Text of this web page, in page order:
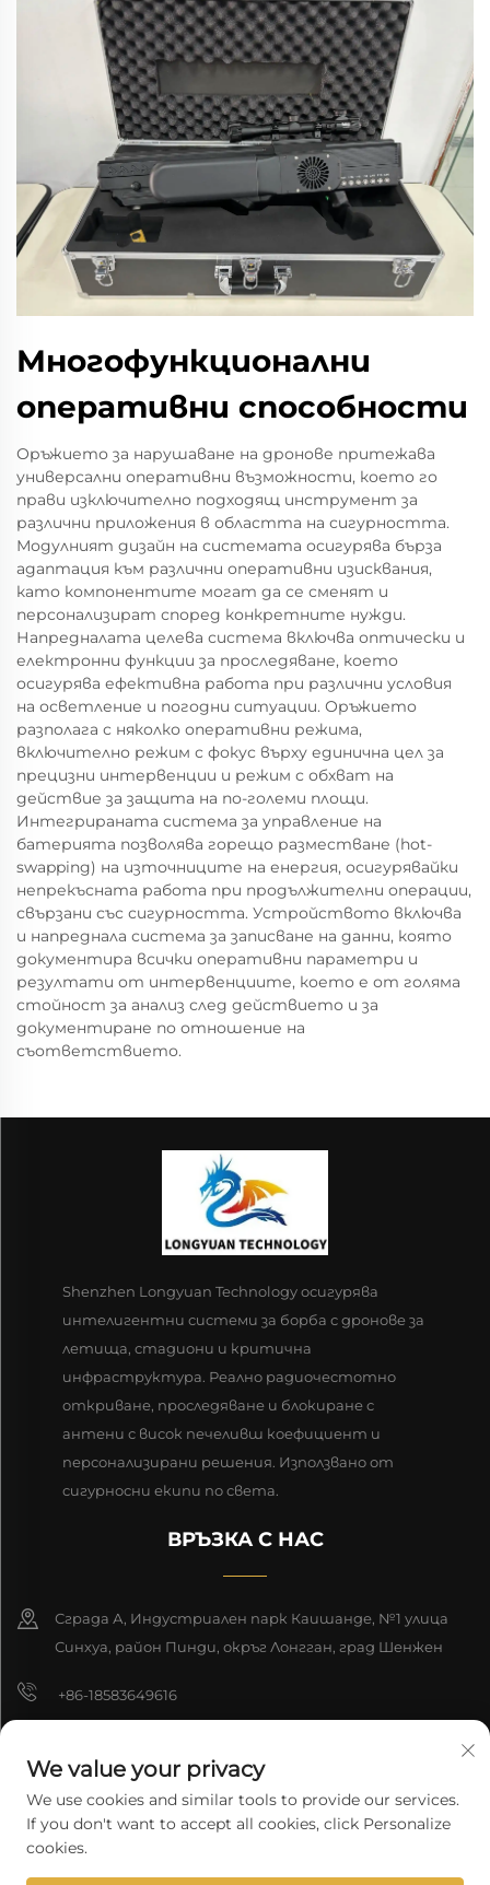
Многофункционални
оперативни способности
Оръжието за нарушаване на дронове притежава
универсални оперативни възможности, което го
прави изключително подходящ инструмент за
различни приложения в областта на сигурността.
Модулният дизайн на системата осигурява бърза
адаптация към различни оперативни изисквания,
като компонентите могат да се сменят и
персонализират според конкретните нужди.
Напредналата целева система включва оптически и
електронни функции за проследяване, което
осигурява ефективна работа при различни условия
на осветление и погодни ситуации. Оръжието
разполага с няколко оперативни режима,
включително режим с фокус върху единична цел за
прецизни интервенции и режим с обхват на
действие за защита на по-големи площи.
Интегрираната система за управление на
батерията позволява горещо разместване (hot-
swapping) на източниците на енергия, осигурявайки
непрекъсната работа при продължителни операции,
свързани със сигурността. Устройството включва
и напреднала система за записване на данни, която
документира всички оперативни параметри и
резултати от интервенциите, което е от голяма
стойност за анализ след действието и за
документиране по отношение на
съответствието.
Shenzhen Longyuan Technology осигурява
интелигентни системи за борба с дронове за
летища, стадиони и критична
инфраструктура. Реално радиочестотно
откриване, проследяване и блокиране с
антени с висок печеливш коефициент и
персонализирани решения. Използвано от
сигурносни екипи по света.
ВРЪЗКА С НАС
Сграда А, Индустриален парк Каишанде, №1 улица
Синхуа, район Пинди, окръг Лонгган, град Шенжен
+86-18583649616
8618165761396
Авторско право © 2025 Шенжен Лонгюан Технолоджи Ко., ООД.
We value your privacy
We use cookies and similar tools to provide our services.
If you don't want to accept all cookies, click Personalize
cookies.